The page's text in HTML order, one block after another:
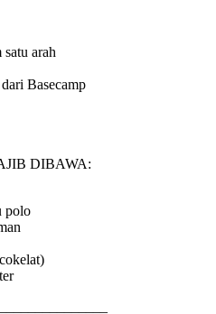
arah
Basecamp
DIBAWA:
polo